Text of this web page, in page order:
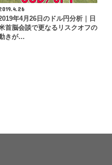
年4月26日のドル円分析｜日
首脳会談で更なるリスクオフの
きが…